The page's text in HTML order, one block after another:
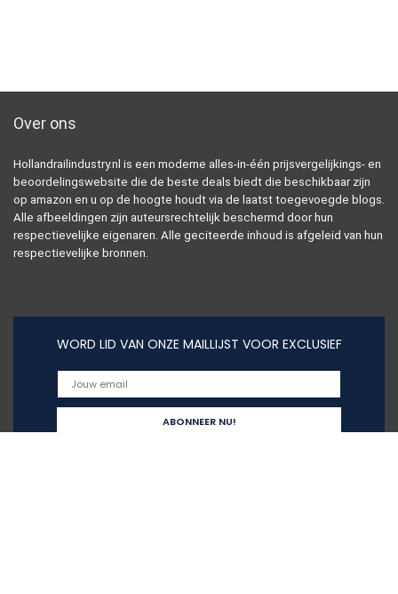
Over ons
Hollandrailindustry.nl is een moderne alles-in-één prijsvergelijkings- en
beoordelingswebsite die de beste deals biedt die beschikbaar zijn
op amazon en u op de hoogte houdt via de laatst toegevoegde blogs.
Alle afbeeldingen zijn auteursrechtelijk beschermd door hun
respectievelijke eigenaren. Alle geciteerde inhoud is afgeleid van hun
respectievelijke bronnen.
WORD LID VAN ONZE MAILLIJST VOOR EXCLUSIEF